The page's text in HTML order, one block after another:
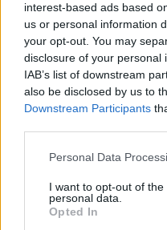
interest-based ads based
us or personal information
your opt-out. You may
disclosure of your personal
IAB’s list of downstream
also be disclosed by us to
Downstream Participants
Please note that this
not limited to your visit or
grant or deny consent to
use your data for below
Personal Data
I want to opt-out of
personal data.
Opted In
Continua a